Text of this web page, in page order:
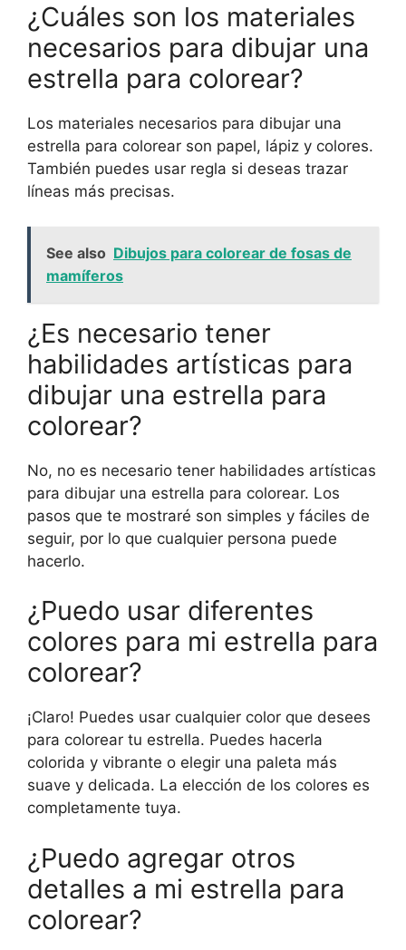
¿Cuáles son los materiales
necesarios para dibujar una
estrella para colorear?
Los materiales necesarios para dibujar una
estrella para colorear son papel, lápiz y colores.
También puedes usar regla si deseas trazar
líneas más precisas.
See also Dibujos para colorear de fosas de
mamíferos
¿Es necesario tener
habilidades artísticas para
dibujar una estrella para
colorear?
No, no es necesario tener habilidades artísticas
para dibujar una estrella para colorear. Los
pasos que te mostraré son simples y fáciles de
seguir, por lo que cualquier persona puede
hacerlo.
¿Puedo usar diferentes
colores para mi estrella para
colorear?
¡Claro! Puedes usar cualquier color que desees
para colorear tu estrella. Puedes hacerla
colorida y vibrante o elegir una paleta más
suave y delicada. La elección de los colores es
completamente tuya.
¿Puedo agregar otros
detalles a mi estrella para
colorear?